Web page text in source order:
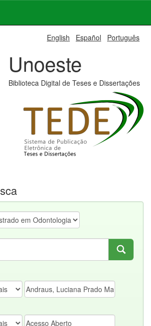
English Español Português
Unoeste
Biblioteca Digital de Teses e Dissertações